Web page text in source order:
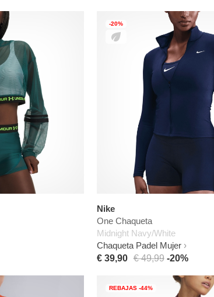
-20%
Nike
One Chaqueta
Midnight Navy/White
Chaqueta Padel Mujer
€ 39,90 € 49,99-20%
REBAJAS -44%